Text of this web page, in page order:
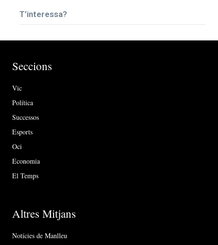
T’interessa?
Seccions
Vic
Política
Successos
Esports
Oci
Economia
El Temps
Altres Mitjans
Notícies de Manlleu